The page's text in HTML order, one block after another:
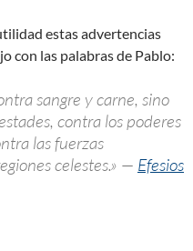
estas advertencias
con las palabras de Pablo:
sangre y carne, sino
contra los poderes
las fuerzas
celestes.» — Efesios